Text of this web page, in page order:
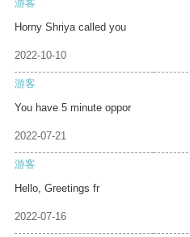
游客
Horny Shriya called you
2022-10-10
游客
You have 5 minute oppor
2022-07-21
游客
Hello, Greetings fr
2022-07-16